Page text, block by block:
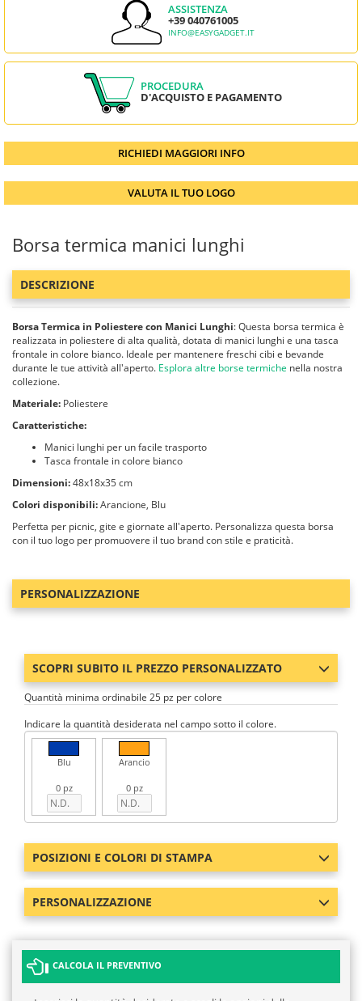
ASSISTENZA
+39 040761005
INFO@EASYGADGET.IT
PROCEDURA
D'ACQUISTO E PAGAMENTO
RICHIEDI MAGGIORI INFO
VALUTA IL TUO LOGO
Borsa termica manici lunghi
DESCRIZIONE
Borsa Termica in Poliestere con Manici Lunghi: Questa borsa termica è
realizzata in poliestere di alta qualità, dotata di manici lunghi e una tasca
frontale in colore bianco. Ideale per mantenere freschi cibi e bevande
durante le tue attività all'aperto. Esplora altre borse termiche nella nostra
collezione.
Materiale: Poliestere
Caratteristiche:
Manici lunghi per un facile trasporto
Tasca frontale in colore bianco
Dimensioni:48x18x35 cm
Colori disponibili:Arancione, Blu
Perfetta per picnic, gite e giornate all'aperto. Personalizza questa borsa
con il tuo logo per promuovere il tuo brand con stile e praticità.
PERSONALIZZAZIONE
SCOPRI SUBITO IL PREZZO PERSONALIZZATO
Quantità minima ordinabile 25 pz per colore
Indicare la quantità desiderata nel campo sotto il colore.
Blu
0 pz
Arancio
0 pz
POSIZIONI E COLORI DI STAMPA
PERSONALIZZAZIONE
CALCOLA IL PREVENTIVO